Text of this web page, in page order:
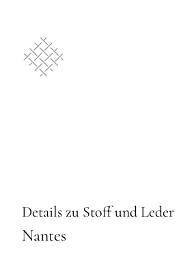
Details zu Stoff und Leder
Nantes